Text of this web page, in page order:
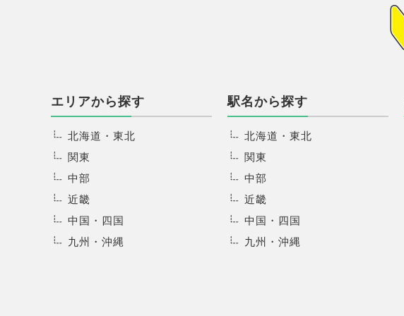
エリアから探す
北海道・東北
関東
中部
近畿
中国・四国
九州・沖縄
駅名から探す
北海道・東北
関東
中部
近畿
中国・四国
九州・沖縄